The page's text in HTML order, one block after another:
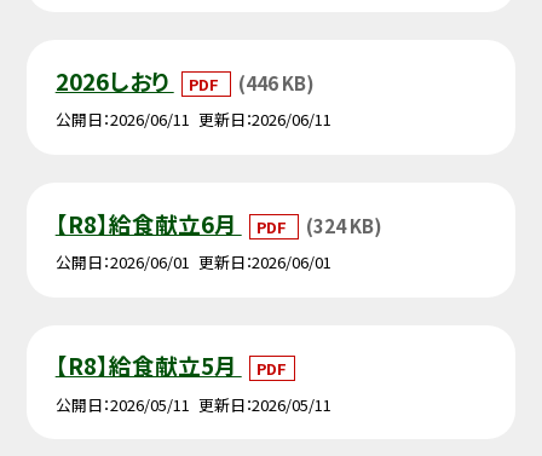
2026しおり PDF (446 KB)
公開日 2026/06/11 更新日 2026/06/11
【R8】給食献立6月 PDF (324 KB)
公開日 2026/06/01 更新日 2026/06/01
【R8】給食献立5月
PDF
公開日 2026/05/11 更新日 2026/05/11